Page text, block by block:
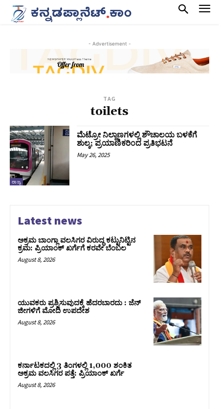
- Advertisement -
TAG
toilets
ರಾಜ್ಯ
ಮೆಟ್ರೋ ನಿಲ್ದಾಣಗಳಲ್ಲಿ ಶೌಚಾಲಯ ಬಳಕೆಗೆ
ಶುಲ್ಕ; ಪ್ರಯಾಣಿಕರಿಂದ ಪ್ರತಿಭಟನೆ
May 26, 2025
Latest news
ಅಕ್ರಮ ಬಾಂಗ್ಲಾ ವಲಸಿಗರ ವಿರುದ್ಧ ಕಟ್ಟುನಿಟ್ಟಿನ
ಕ್ರಮ: ಪ್ರಿಯಾಂಕ್ ಖರ್ಗೆಗೆ ಕರವೇ ಬೆಂಬಲ
August 8, 2026
ಯುವಕರು ಪ್ರಶ್ನಿಸುವುದಕ್ಕೆ ಹೆದರಬಾರದು : ಜೆನ್‌
ಜೀಗಳಿಗೆ ಮೋದಿ ಉಪದೇಶ
August 8, 2026
ಕರ್ನಾಟಕದಲ್ಲಿ 3 ತಿಂಗಳಲ್ಲಿ 1,000 ಶಂಕಿತ
ಅಕ್ರಮ ವಲಸಿಗರ ಪತ್ತೆ: ಪ್ರಿಯಾಂಕ್‌ ಖರ್ಗೆ
August 8, 2026